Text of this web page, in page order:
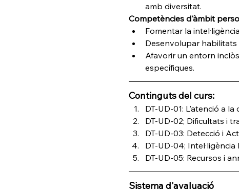
amb diversitat.
Competències d'àmbit
Fomentar la
Desenvolupar habilitats
Afavorir un entorn
específiques.
Continguts del curs:
DT-UD-01: L'atenció a
DT-UD-02; Dificultats i
DT-UD-03: Detecció i
DT-UD-04; Intel·ligència
DT-UD-05: Recursos i
Sistema d'avaluació